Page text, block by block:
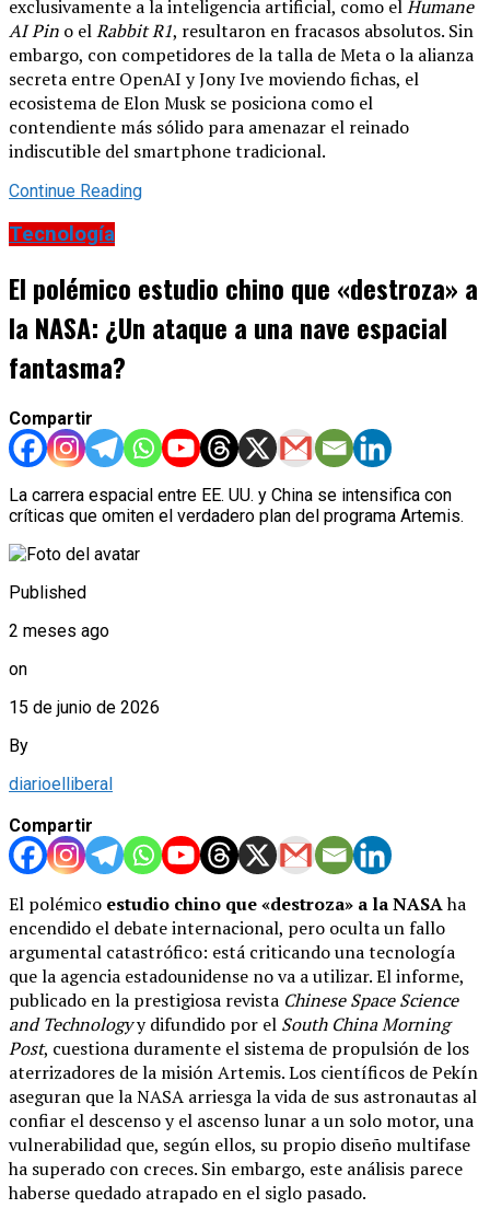
exclusivamente a la inteligencia artificial, como elHumane
AI Pin o elRabbit R1, resultaron en fracasos absolutos. Sin
embargo, con competidores de la talla de Meta o la alianza
secreta entre OpenAI y Jony Ive moviendo fichas, el
ecosistema de Elon Musk se posiciona como el
contendiente más sólido para amenazar el reinado
indiscutible del smartphone tradicional.
Continue Reading
Tecnología
El polémico estudio chino que «destroza» a
la NASA: ¿Un ataque a una nave espacial
fantasma?
Compartir
La carrera espacial entre EE. UU. y China se intensifica con
críticas que omiten el verdadero plan del programa Artemis.
Published
2 meses ago
on
15 de junio de 2026
By
diarioelliberal
Compartir
El polémico estudio chino que «destroza» a la NASAha
encendido el debate internacional, pero oculta un fallo
argumental catastrófico: está criticando una tecnología
que la agencia estadounidense no va a utilizar. El informe,
publicado en la prestigiosa revista Chinese Space Science
and Technologyy difundido por el South China Morning
Post, cuestiona duramente el sistema de propulsión de los
aterrizadores de la misión Artemis. Los científicos de Pekín
aseguran que la NASA arriesga la vida de sus astronautas al
confiar el descenso y el ascenso lunar a un solo motor, una
vulnerabilidad que, según ellos, su propio diseño multifase
ha superado con creces. Sin embargo, este análisis parece
haberse quedado atrapado en el siglo pasado.